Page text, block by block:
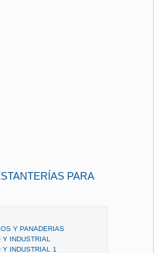
PARA
Y PANADERIAS
INDUSTRIAL
Y INDUSTRIAL 1